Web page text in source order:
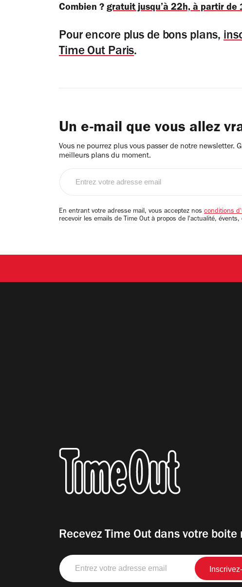
Combien ? gratuit jusqu’à 22h, à partir
Pour encore plus de bons plans,
Time Out Paris.
Un e-mail que vous allez
Vous ne pourrez plus vous passer de notre newsletter.
meilleurs plans du moment.
email
En entrant votre adresse mail, vous acceptez nos conditions
recevoir les emails de Time Out à propos de l'actualité,
Recevez Time Out dans votre boite
Entrez
votre
adresse